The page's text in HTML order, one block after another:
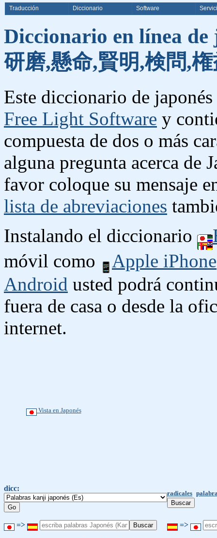
Traducción Diccionario Software
Diccionario en línea
研磨,懸命,賢明,検問,
Este diccionario de
Free Light Software y
compuesta de dos o más
alguna pregunta acerca de
favor coloque su mensaje
lista de abreviaciones
Instalando el diccionario
móvil como
Apple iPhone
Android usted podrá
fuera de casa o desde la
internet.
Vista en Japonés
dicc:
radicales
=> =>